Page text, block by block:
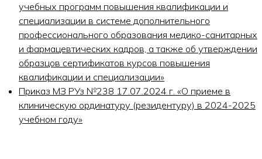
учебных программ повышения квалификации и
специализации в системе дополнительного
профессионального образования медико-санитарных
и фармацевтических кадров, а также об утверждении
образцов сертификатов курсов повышения
квалификации и специализации»
Приказ МЗ РУз №238 17.07.2024 г. «О приеме в
клиническую ординатуру (резидентуру) в 2024-2025
учебном году»